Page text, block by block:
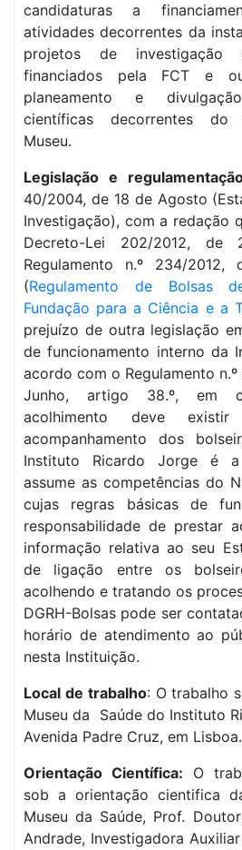
candidaturas a
atividades decorrentes da
projetos de
financiados pela FCT e
planeamento e
científicas decorrentes do
Museu.
Legislação e
40/2004, de 18 de Agosto
Investigação), com a redação
Decreto-Lei 202/2012,
Regulamento n.º 234/
(Regulamento de Bolsas
Fundação para a Ciência e a
prejuízo de outra legislação
de funcionamento interno da
acordo com o Regulamento
Junho, artigo 38.º, em
acolhimento deve
acompanhamento dos
Instituto Ricardo Jorge é a
assume as competências do
cujas regras básicas de
responsabilidade de prestar
informação relativa ao seu
de ligação entre os
acolhendo e tratando os
DGRH-Bolsas pode ser
horário de atendimento ao
nesta Instituição.
Local de trabalho: O trabalho
Museu da Saúde do Instituto
Avenida Padre Cruz, em Lisboa.
Orientação Científica: O
sob a orientação cientifica
Museu da Saúde, Prof.
Andrade, Investigadora